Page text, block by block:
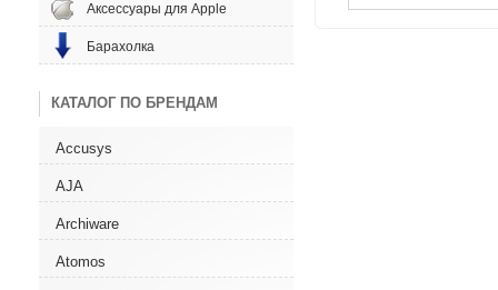
Аксессуары для Apple
Барахолка
КАТАЛОГ ПО БРЕНДАМ
Accusys
AJA
Archiware
Atomos